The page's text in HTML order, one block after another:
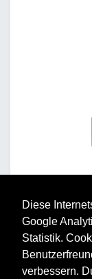
Diese
Google
Statistik.
verbessern.
Für Ihr